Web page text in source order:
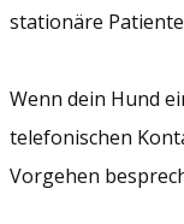
stationäre
Wenn dein Hund
telefonischen
Vorgehen